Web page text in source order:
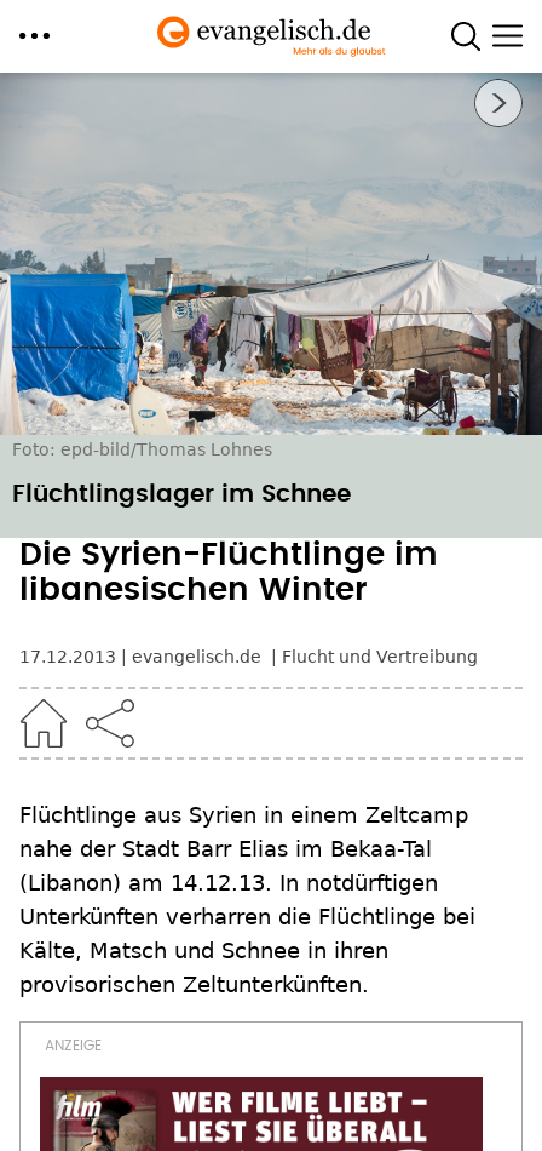
Foto: epd-bild/Thomas Lohnes
Flüchtlingslager im Schnee
Die Syrien-Flüchtlinge im
libanesischen Winter
17.12.2013 evangelisch.de Flucht und Vertreibung
Flüchtlinge aus Syrien in einem Zeltcamp
nahe der Stadt Barr Elias im Bekaa-Tal
(Libanon) am 14.12.13. In notdürftigen
Unterkünften verharren die Flüchtlinge bei
Kälte, Matsch und Schnee in ihren
provisorischen Zeltunterkünften.